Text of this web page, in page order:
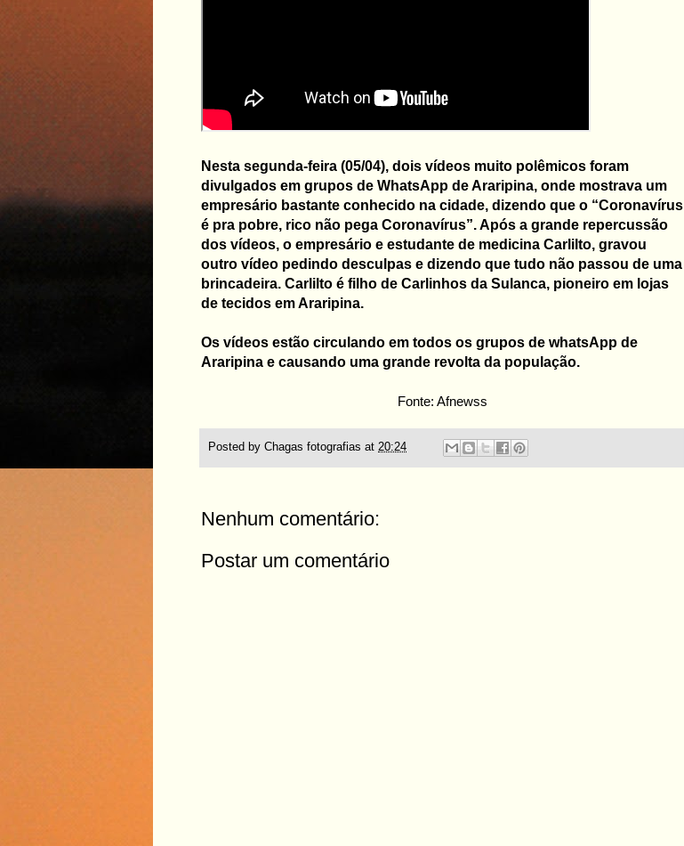
Nesta segunda-feira (05/04), dois vídeos muito polêmicos foram
divulgados em grupos de WhatsApp de Araripina, onde mostrava um
empresário bastante conhecido na cidade, dizendo que o “Coronavírus
é pra pobre, rico não pega Coronavírus”. Após a grande repercussão
dos vídeos, o empresário e estudante de medicina Carlilto, gravou
outro vídeo pedindo desculpas e dizendo que tudo não passou de uma
brincadeira. Carlilto é filho de Carlinhos da Sulanca, pioneiro em lojas
de tecidos em Araripina.
Os vídeos estão circulando em todos os grupos de whatsApp de
Araripina e causando uma grande revolta da população.
Fonte: Afnewss
Posted by Chagas fotografias at 20:24
Nenhum comentário:
Postar um comentário